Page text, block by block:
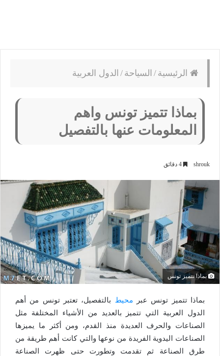
الرئيسية / السياحة / الدول العربية
بماذا تتميز تونس واهم
المعلومات عنها بالتفصيل
shrouk
بماذا تتميز تونس
بماذا تتميز تونس عبر محيط بالتفصيل، تعتبر تونس من أهم
الدول العربية التي تتميز بالعديد من الأشياء المختلفة مثل
الصناعات والحرف العديدة منذ القدم، ومن أكثر ما يميزها
الصناعات اليدوية الفريدة من نوعها والتي كانت أهم طريقة من
طرق الصناعة ثم تقدمت وتطورت حتى ظهرت الصناعة